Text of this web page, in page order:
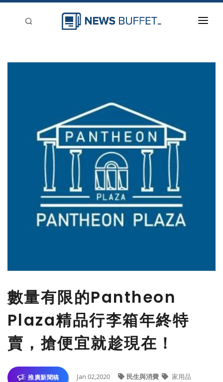
​數量有限的Pantheon
Plaza精品行李箱年終特
賣，搶便宜就趁現在！
推廣新聞稿 Jan 02,2020 民生與消費 家用品